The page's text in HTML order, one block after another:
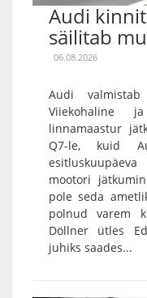
Audi
säilitab
06.08.2026
Audi
Viiekohaline
linnamaastur
Q7-le, kuid
mootori
pole seda
polnud varem
Döllner ütles
juhiks saades...